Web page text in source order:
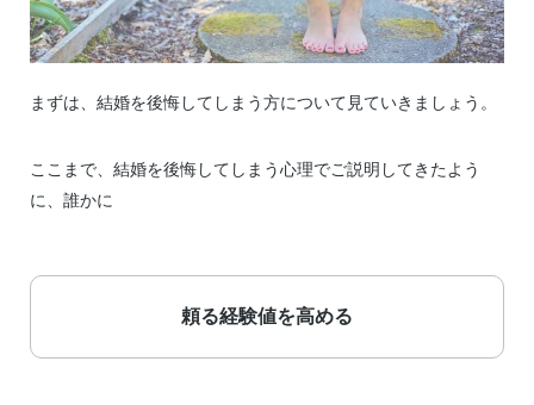
まずは、結婚を後悔してしまう方について見ていきましょう。
ここまで、結婚を後悔してしまう心理でご説明してきたよう
に、誰かに
頼る経験値を高める